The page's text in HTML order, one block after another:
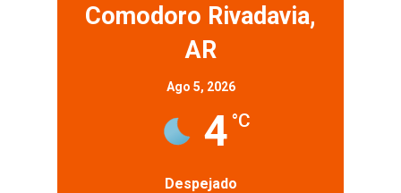
Comodoro Rivadavia,
AR
Ago 5, 2026
4 °C
Despejado